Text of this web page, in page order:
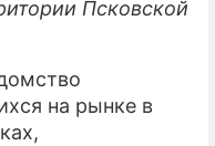
СТИЛЬ ЖИЗНИ
СЕРИАЛЫ
Псковской
на рынке в